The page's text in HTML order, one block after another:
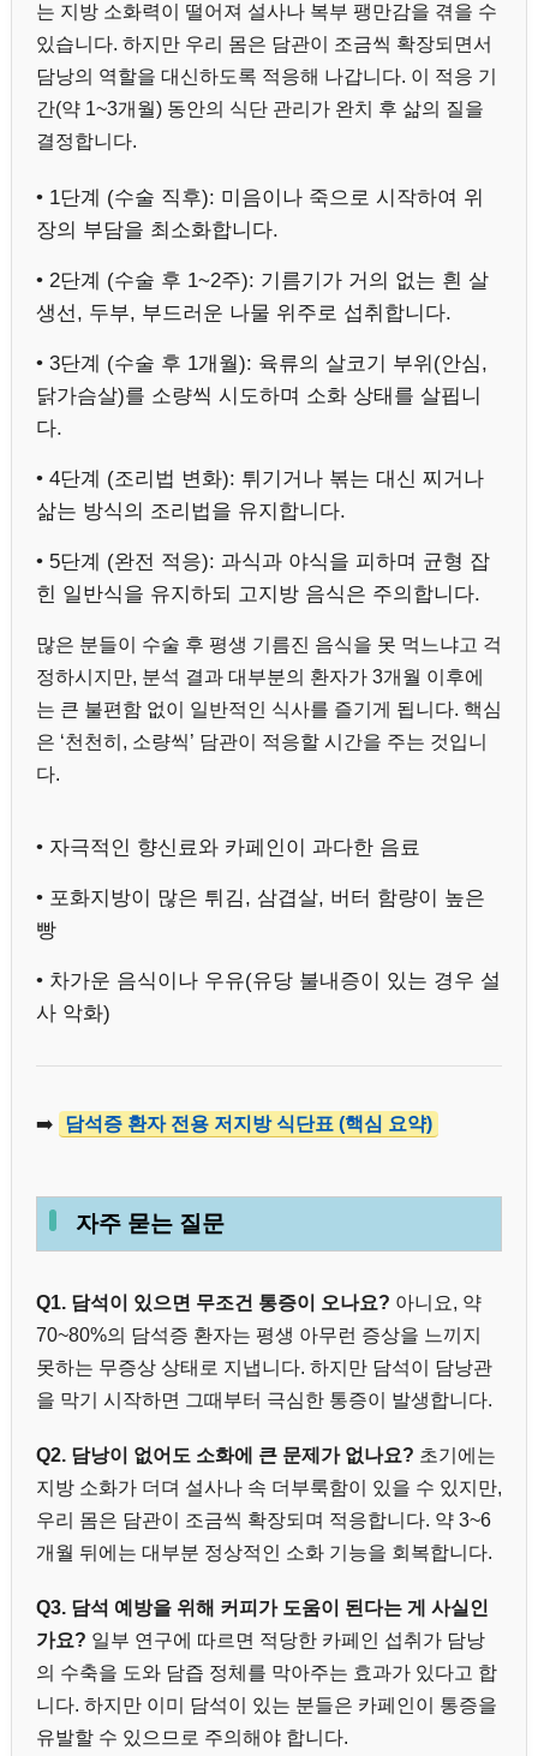
는 지방 소화력이 떨어져 설사나 복부 팽만감을 겪을 수
있습니다. 하지만 우리 몸은 담관이 조금씩 확장되면서
담낭의 역할을 대신하도록 적응해 나갑니다. 이 적응 기
간(약 1~3개월) 동안의 식단 관리가 완치 후 삶의 질을
결정합니다.
• 1단계 (수술 직후): 미음이나 죽으로 시작하여 위
장의 부담을 최소화합니다.
• 2단계 (수술 후 1~2주): 기름기가 거의 없는 흰 살
생선, 두부, 부드러운 나물 위주로 섭취합니다.
• 3단계 (수술 후 1개월): 육류의 살코기 부위(안심,
닭가슴살)를 소량씩 시도하며 소화 상태를 살핍니
다.
• 4단계 (조리법 변화): 튀기거나 볶는 대신 찌거나
삶는 방식의 조리법을 유지합니다.
• 5단계 (완전 적응): 과식과 야식을 피하며 균형 잡
힌 일반식을 유지하되 고지방 음식은 주의합니다.
많은 분들이 수술 후 평생 기름진 음식을 못 먹느냐고 걱
정하시지만, 분석 결과 대부분의 환자가 3개월 이후에
는 큰 불편함 없이 일반적인 식사를 즐기게 됩니다. 핵심
은 ‘천천히, 소량씩’ 담관이 적응할 시간을 주는 것입니
다.
• 자극적인 향신료와 카페인이 과다한 음료
• 포화지방이 많은 튀김, 삼겹살, 버터 함량이 높은
빵
• 차가운 음식이나 우유(유당 불내증이 있는 경우 설
사 악화)
➡️ 담석증 환자 전용 저지방 식단표 (핵심 요약)
자주 묻는 질문
Q1. 담석이 있으면 무조건 통증이 오나요? 아니요, 약
70~80%의 담석증 환자는 평생 아무런 증상을 느끼지
못하는 무증상 상태로 지냅니다. 하지만 담석이 담낭관
을 막기 시작하면 그때부터 극심한 통증이 발생합니다.
Q2. 담낭이 없어도 소화에 큰 문제가 없나요? 초기에는
지방 소화가 더뎌 설사나 속 더부룩함이 있을 수 있지만,
우리 몸은 담관이 조금씩 확장되며 적응합니다. 약 3~6
개월 뒤에는 대부분 정상적인 소화 기능을 회복합니다.
Q3. 담석 예방을 위해 커피가 도움이 된다는 게 사실인
가요? 일부 연구에 따르면 적당한 카페인 섭취가 담낭
의 수축을 도와 담즙 정체를 막아주는 효과가 있다고 합
니다. 하지만 이미 담석이 있는 분들은 카페인이 통증을
유발할 수 있으므로 주의해야 합니다.